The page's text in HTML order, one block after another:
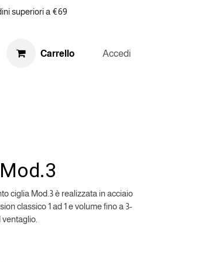
superiori a €69
Carrello Accedi
ciglia Mod.3 è realizzata in acciaio
classico 1 ad 1 e volume fino a 3-